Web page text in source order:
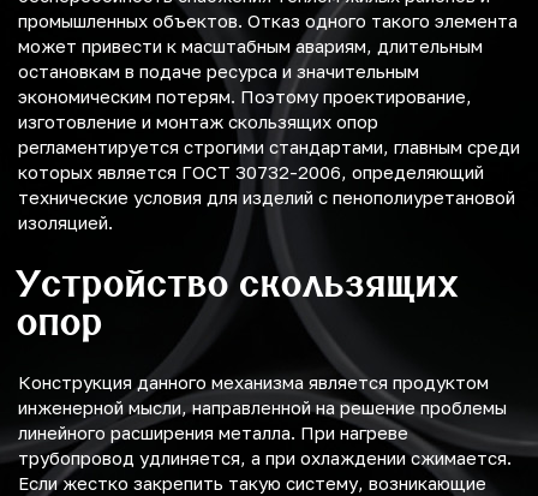
промышленных объектов. Отказ одного такого элемента
может привести к масштабным авариям, длительным
остановкам в подаче ресурса и значительным
экономическим потерям. Поэтому проектирование,
изготовление и монтаж скользящих опор
регламентируется строгими стандартами, главным среди
которых является ГОСТ 30732-2006, определяющий
технические условия для изделий с пенополиуретановой
изоляцией.
Устройство скользящих
опор
Конструкция данного механизма является продуктом
инженерной мысли, направленной на решение проблемы
линейного расширения металла. При нагреве
трубопровод удлиняется, а при охлаждении сжимается.
Если жестко закрепить такую систему, возникающие